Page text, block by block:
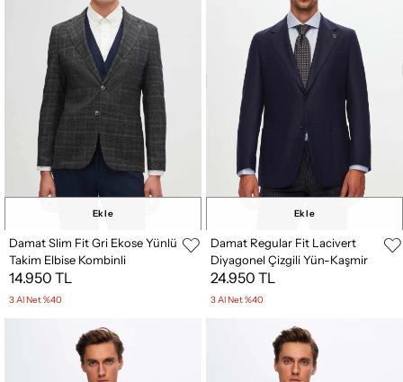
Ekle
Damat Slim Fit Gri Ekose Yünlü
Takim Elbise Kombinli
14.950 TL
3 Al Net %40
Ekle
Damat Regular Fit Lacivert
Diyagonel Çizgili Yün-Kaşmir
Karışımlı Kumaş Ceket
24.950 TL
3 Al Net %40